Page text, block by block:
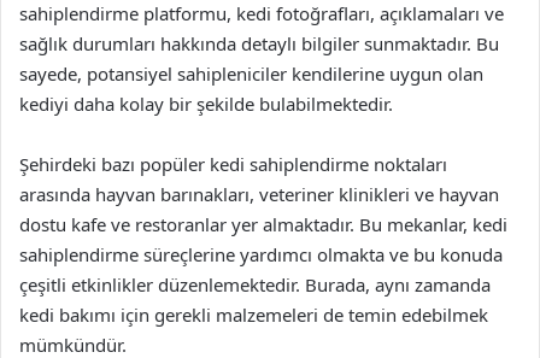
sahiplendirme platformu, kedi fotoğrafları, açıklamaları ve
sağlık durumları hakkında detaylı bilgiler sunmaktadır. Bu
sayede, potansiyel sahipleniciler kendilerine uygun olan
kediyi daha kolay bir şekilde bulabilmektedir.
Şehirdeki bazı popüler kedi sahiplendirme noktaları
arasında hayvan barınakları, veteriner klinikleri ve hayvan
dostu kafe ve restoranlar yer almaktadır. Bu mekanlar, kedi
sahiplendirme süreçlerine yardımcı olmakta ve bu konuda
çeşitli etkinlikler düzenlemektedir. Burada, aynı zamanda
kedi bakımı için gerekli malzemeleri de temin edebilmek
mümkündür.